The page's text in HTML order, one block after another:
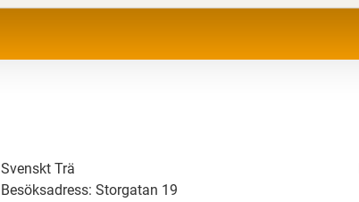
Svenskt Trä
Besöksadress: Storgatan 19